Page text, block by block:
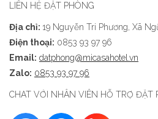
LIÊN HỆ ĐẶT PHÒNG
Địa chỉ: 19 Nguyễn Tri Phương, Xã
Điện thoại: 0853 93 97 96
Email: datphong@micasahotel.vn
Zalo: 0853 93 97 96
CHAT VỚI NHÂN VIÊN HỖ TRỢ ĐẶT